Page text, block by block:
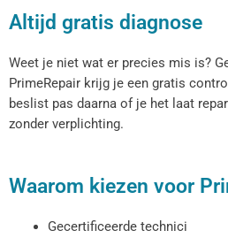
Altijd gratis diagnose
Weet je niet wat er precies mis is?
PrimeRepair krijg je een gratis
beslist pas daarna of je het laat
zonder verplichting.
Waarom kiezen voor
Gecertificeerde technici